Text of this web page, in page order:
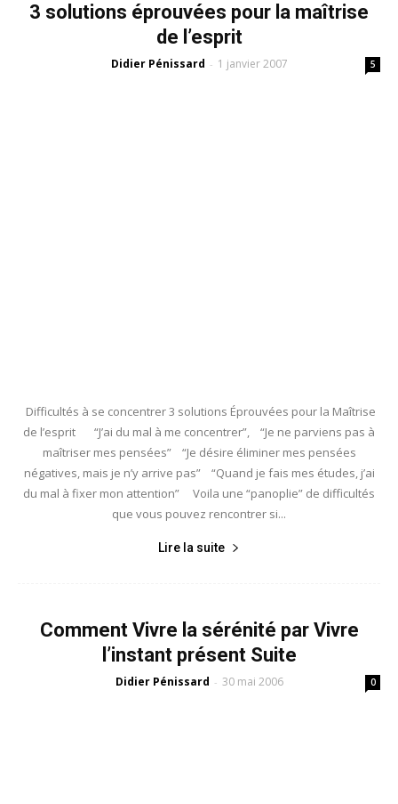
3 solutions éprouvées pour la maîtrise
de l’esprit
Didier Pénissard - 1 janvier 2007 5
Difficultés à se concentrer 3 solutions Éprouvées pour la Maîtrise
de l’esprit “J’ai du mal à me concentrer”, “Je ne parviens pas à
maîtriser mes pensées” “Je désire éliminer mes pensées
négatives, mais je n’y arrive pas” “Quand je fais mes études, j’ai
du mal à fixer mon attention” Voila une “panoplie” de difficultés
que vous pouvez rencontrer si...
Lire la suite
Comment Vivre la sérénité par Vivre
l’instant présent Suite
Didier Pénissard - 30 mai 2006 0